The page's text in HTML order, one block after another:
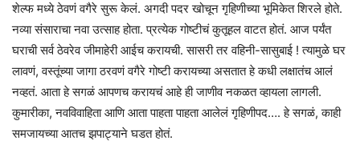
शेल्फ मध्ये ठेवणं वगैरे सुरू केलं. अगदी पदर खोचून गृहिणीच्या भूमिकेत शिरले होते.
नव्या संसाराचा नवा उत्साह होता. प्रत्येक गोष्टीचं कुतूहल वाटत होतं. आज पर्यंत
घराची सर्व ठेवरेव जीमाहेरी आईच करायची. सासरी तर वहिनी-सासुबाई ! त्यामुळे घर
लावणं, वस्तूंच्या जागा ठरवणं वगैरे गोष्टी करायच्या असतात हे कधी लक्षातंच आलं
नव्हतं. आता हे सगळं आपणच करायचं आहे ही जाणीव नकळत व्हायला लागली.
कुमारीका, नवविवाहिता आणि आता पाहता पाहता आलेलं गृहिणीपद…. हे सगळं, काही
समजायच्या आतच झपाट्याने घडत होतं.